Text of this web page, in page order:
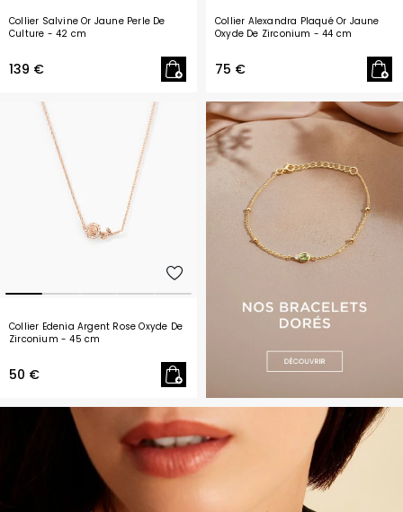
Collier Salvine Or Jaune Perle De
Culture - 42 cm
139 €
Collier Alexandra Plaqué Or Jaune
Oxyde De Zirconium - 44 cm
75 €
Collier Edenia Argent Rose Oxyde De
Zirconium- 45 cm
50 €